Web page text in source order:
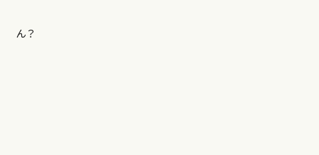
ん？